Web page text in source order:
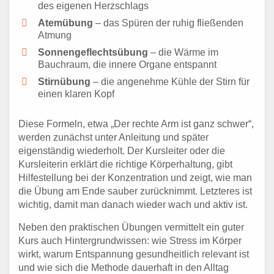
des eigenen Herzschlags
Atemübung – das Spüren der ruhig fließenden
Atmung
Sonnengeflechtsübung – die Wärme im
Bauchraum, die innere Organe entspannt
Stirnübung – die angenehme Kühle der Stirn für
einen klaren Kopf
Diese Formeln, etwa „Der rechte Arm ist ganz schwer“,
werden zunächst unter Anleitung und später
eigenständig wiederholt. Der Kursleiter oder die
Kursleiterin erklärt die richtige Körperhaltung, gibt
Hilfestellung bei der Konzentration und zeigt, wie man
die Übung am Ende sauber zurücknimmt. Letzteres ist
wichtig, damit man danach wieder wach und aktiv ist.
Neben den praktischen Übungen vermittelt ein guter
Kurs auch Hintergrundwissen: wie Stress im Körper
wirkt, warum Entspannung gesundheitlich relevant ist
und wie sich die Methode dauerhaft in den Alltag